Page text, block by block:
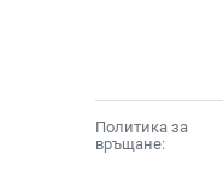
Политика за
връщане: